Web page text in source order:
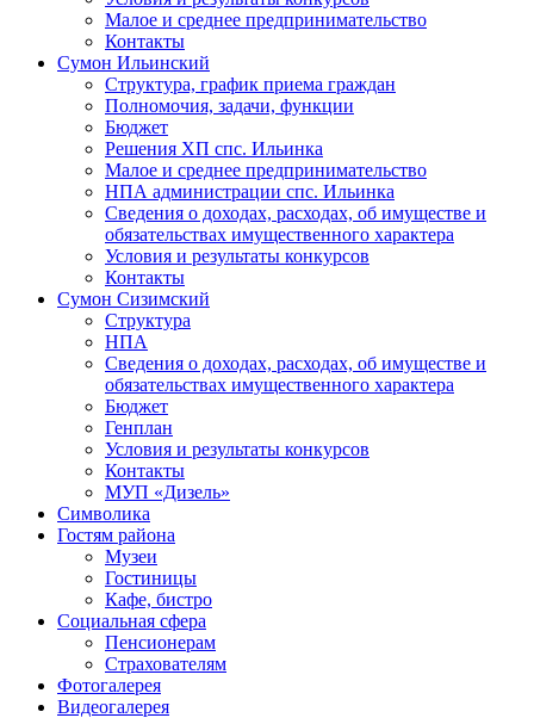
Малое и среднее предпринимательство
Контакты
Сумон Ильинский
Структура, график приема граждан
Полномочия, задачи, функции
Бюджет
Решения ХП спс. Ильинка
Малое и среднее предпринимательство
НПА администрации спс. Ильинка
Сведения о доходах, расходах, об имуществе и
обязательствах имущественного характера
Условия и результаты конкурсов
Контакты
Сумон Сизимский
Структура
НПА
Сведения о доходах, расходах, об имуществе и
обязательствах имущественного характера
Бюджет
Генплан
Условия и результаты конкурсов
Контакты
МУП «Дизель»
Символика
Гостям района
Музеи
Гостиницы
Кафе, бистро
Социальная сфера
Пенсионерам
Страхователям
Фотогалерея
Видеогалерея